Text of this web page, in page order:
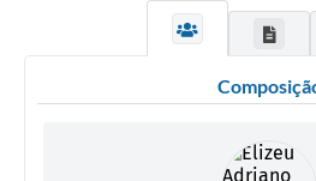
Plano Estratégico
Ouvidoria Legislativa